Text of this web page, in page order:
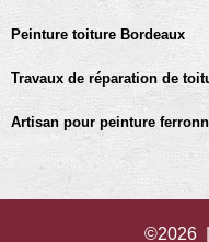
Peinture toiture Bordeaux
Travaux de réparation de
Artisan pour peinture
©2026 |